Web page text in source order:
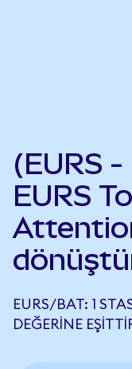
(EURS -
EURS
EURS/BAT: 1
DEĞERINE